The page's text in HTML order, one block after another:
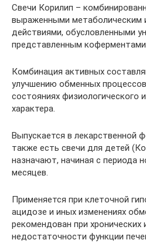
Свечи Корилип –
выраженными
действиями, обусловленными
представленным коферментами
Комбинация активных
улучшению обменных
состояниях физиологического
характера.
Выпускается в лекарственной
также есть свечи для детей
назначают, начиная с периода
месяцев.
Применяется при клеточной
ацидозе и иных изменениях
рекомендован при хронических
недостаточности функции